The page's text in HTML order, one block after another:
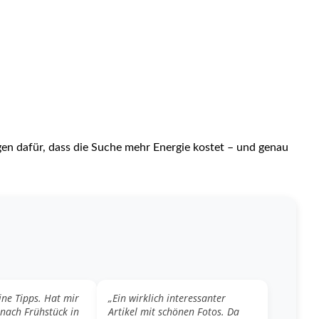
dafür, dass die Suche mehr Energie kostet – und genau
Tipps. Hat mir
Frühstück in
„Ein wirklich interessanter
Artikel mit schönen Fotos. Da